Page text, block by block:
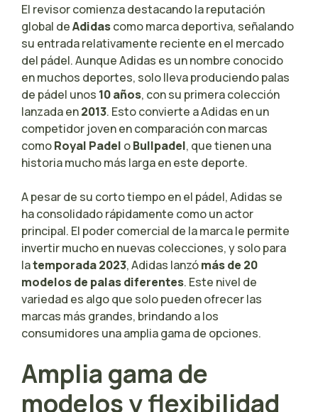
El revisor comienza destacando la reputación
global deAdidascomo marca deportiva, señalando
su entrada relativamente reciente en el mercado
del pádel. Aunque Adidas es un nombre conocido
en muchos deportes, solo lleva produciendo palas
de pádel unos 10 años, con su primera colección
lanzada en2013. Esto convierte a Adidas en un
competidor joven en comparación con marcas
comoRoyal Padel oBullpadel, que tienen una
historia mucho más larga en este deporte.
A pesar de su corto tiempo en el pádel, Adidas se
ha consolidado rápidamente como un actor
principal. El poder comercial de la marca le permite
invertir mucho en nuevas colecciones, y solo para
latemporada 2023, Adidas lanzómás de 20
modelos de palas diferentes. Este nivel de
variedad es algo que solo pueden ofrecer las
marcas más grandes, brindando a los
consumidores una amplia gama de opciones.
Amplia gama de
modelos y flexibilidad